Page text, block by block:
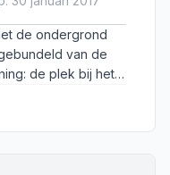
de ondergrond
van de
de plek bij het
bij elkaar
ruimtegebruik en